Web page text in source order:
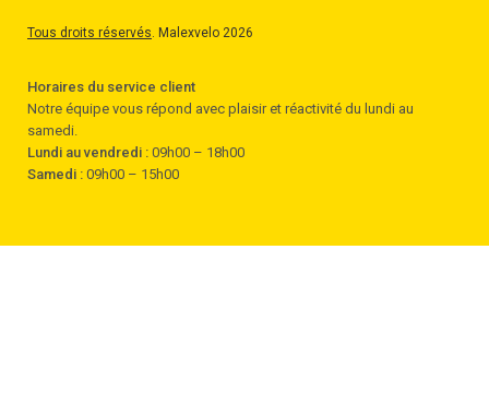
Tous droits réservés. Malexvelo 2026
Horaires du service client
Notre équipe vous répond avec plaisir et réactivité du lundi au
samedi.
Lundi au vendredi : 09h00 – 18h00
Samedi : 09h00 – 15h00